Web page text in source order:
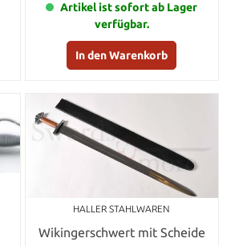
Artikel ist sofort ab Lager
verfügbar.
In den Warenkorb
HALLER STAHLWAREN
Wikingerschwert mit Scheide